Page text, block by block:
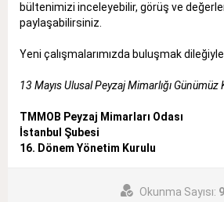
bültenimizi inceleyebilir, görüş ve
paylaşabilirsiniz.
Yeni çalışmalarımızda buluşmak
13 Mayıs Ulusal Peyzaj Mimarlığı Günümüz
TMMOB Peyzaj Mimarları Odası
İstanbul Şubesi
16. Dönem Yönetim Kurulu
Okunma Sayısı: